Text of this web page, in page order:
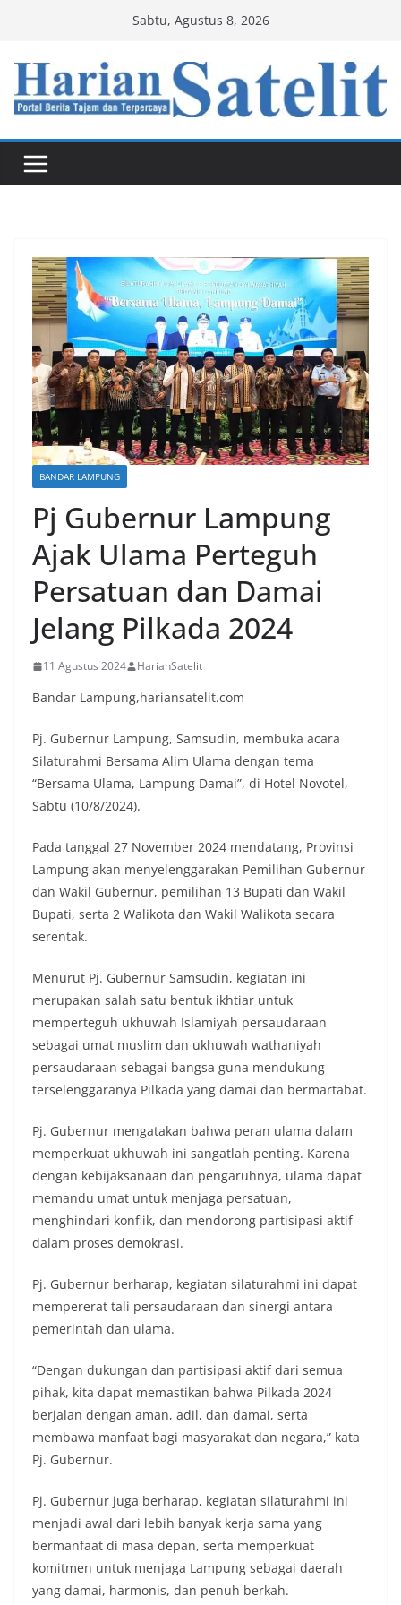
content
Sabtu, Agustus 8, 2026
BANDAR LAMPUNG
Pj Gubernur Lampung
Ajak Ulama Perteguh
Persatuan dan Damai
Jelang Pilkada 2024
11 Agustus 2024 HarianSatelit
Bandar Lampung,hariansatelit.com
Pj. Gubernur Lampung, Samsudin, membuka acara
Silaturahmi Bersama Alim Ulama dengan tema
“Bersama Ulama, Lampung Damai”, di Hotel Novotel,
Sabtu (10/8/2024).
Pada tanggal 27 November 2024 mendatang, Provinsi
Lampung akan menyelenggarakan Pemilihan Gubernur
dan Wakil Gubernur, pemilihan 13 Bupati dan Wakil
Bupati, serta 2 Walikota dan Wakil Walikota secara
serentak.
Menurut Pj. Gubernur Samsudin, kegiatan ini
merupakan salah satu bentuk ikhtiar untuk
memperteguh ukhuwah Islamiyah persaudaraan
sebagai umat muslim dan ukhuwah wathaniyah
persaudaraan sebagai bangsa guna mendukung
terselenggaranya Pilkada yang damai dan bermartabat.
Pj. Gubernur mengatakan bahwa peran ulama dalam
memperkuat ukhuwah ini sangatlah penting. Karena
dengan kebijaksanaan dan pengaruhnya, ulama dapat
memandu umat untuk menjaga persatuan,
menghindari konflik, dan mendorong partisipasi aktif
dalam proses demokrasi.
Pj. Gubernur berharap, kegiatan silaturahmi ini dapat
mempererat tali persaudaraan dan sinergi antara
pemerintah dan ulama.
“Dengan dukungan dan partisipasi aktif dari semua
pihak, kita dapat memastikan bahwa Pilkada 2024
berjalan dengan aman, adil, dan damai, serta
membawa manfaat bagi masyarakat dan negara,” kata
Pj. Gubernur.
Pj. Gubernur juga berharap, kegiatan silaturahmi ini
menjadi awal dari lebih banyak kerja sama yang
bermanfaat di masa depan, serta memperkuat
komitmen untuk menjaga Lampung sebagai daerah
yang damai, harmonis, dan penuh berkah.